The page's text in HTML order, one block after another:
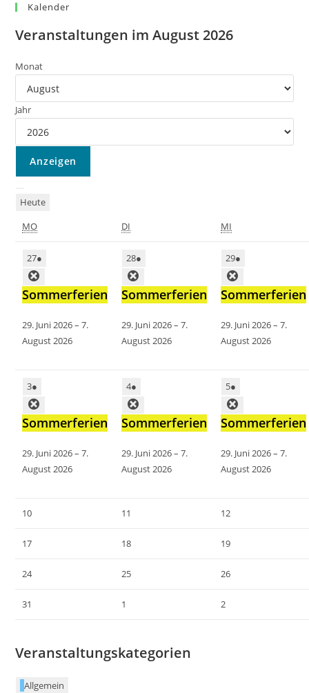
Kalender
Veranstaltungen im August 2026
Monat
Jahr
Heute
MO
DI MI
27●
Sommerferien
29. Juni 2026–7.
August 2026
28●
Sommerferien
29. Juni 2026–7.
August 2026
29●
Sommerferien
29. Juni 2026–7.
August 2026
3●
Sommerferien
29. Juni 2026–7.
August 2026
4●
Sommerferien
29. Juni 2026–7.
August 2026
5●
Sommerferien
29. Juni 2026–7.
August 2026
10 11 12
17 18 19
24 25 26
31 1 2
Veranstaltungskategorien
Allgemein